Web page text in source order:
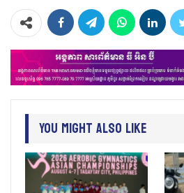
You Might Also Like